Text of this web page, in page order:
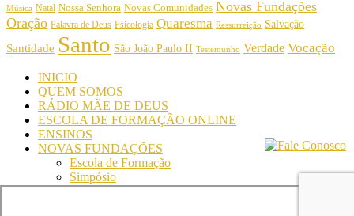
Música Natal Nossa Senhora Novas Comunidades Novas Fundações
Oração Palavra de Deus Psicologia Quaresma Ressurreição Salvação
Santidade Santo São João Paulo II Testemunho Verdade Vocação
INICIO
QUEM SOMOS
RÁDIO MÃE DE DEUS
ESCOLA DE FORMAÇÃO ONLINE
ENSINOS
NOVAS FUNDAÇÕES
Escola de Formação
Simpósio